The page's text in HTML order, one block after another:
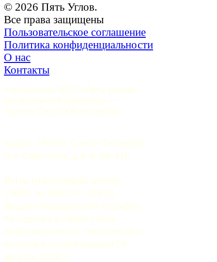
© 2026 Пять Углов.
Все права защищены
Пользовательское соглашение
Политика конфиденциальности
О нас
Контакты
Учредитель ООО «Пять углов».
Генеральный директор —
Грачев Сергей Викторович
Адрес: 191015, Санкт-Петербург,
9-я Советская, д.4-6, оф.415
Регистрационный номер
СМИ: Эл №ФС77-37070.
Выдано Федеральной службой
по надзору в сфере связи,
информационных технологий и
массовых коммуникаций 06
августа 2009 г.